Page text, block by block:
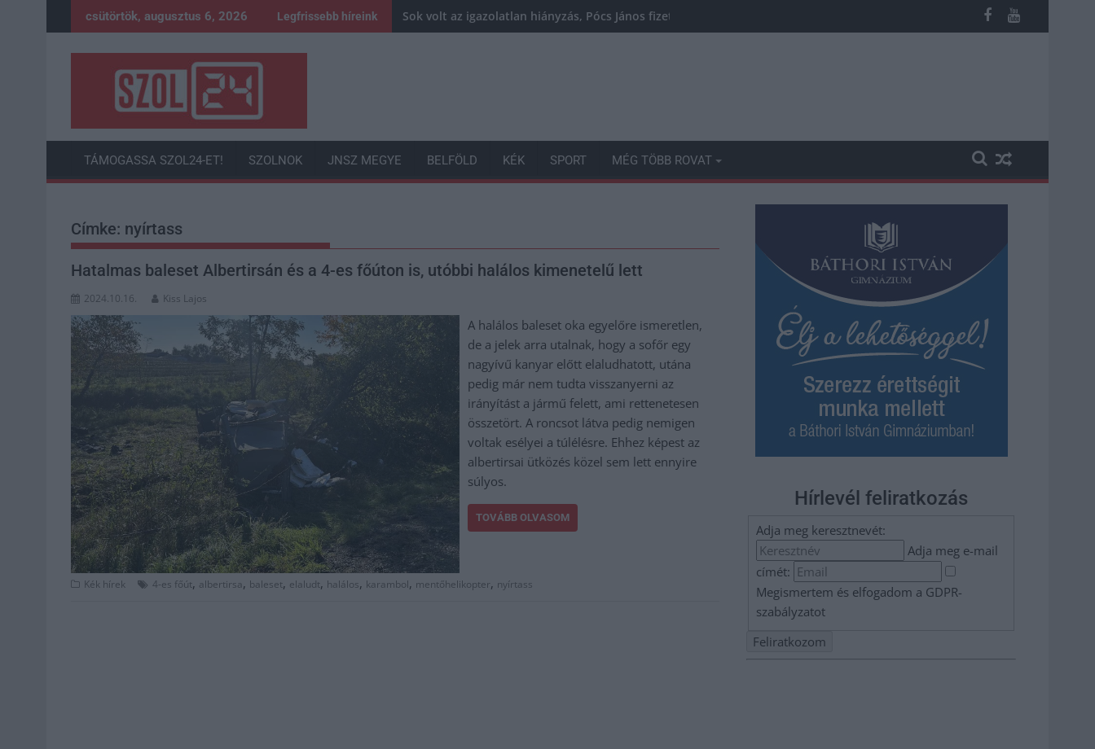
to
csütörtök, augusztus 6, 2026 Legfrissebb híreink Sok volt az igazolatlan hiányzás, Pócs János fizetéslevonást kapott, más fideszesek még kevesebbet vittek haza
TÁMOGASSA SZOL24-ET! SZOLNOK JNSZ MEGYE BELFÖLD KÉK SPORT MÉG TÖBB ROVAT
Címke: nyírtass
Hatalmas baleset Albertirsán és a 4-es főúton is, utóbbi halálos kimenetelű lett
2024.10.16. Kiss Lajos
A halálos baleset oka egyelőre ismeretlen,
de a jelek arra utalnak, hogy a sofőr egy
nagyívű kanyar előtt elaludhatott, utána
pedig már nem tudta visszanyerni az
irányítást a jármű felett, ami rettenetesen
összetört. A roncsot látva pedig nemigen
voltak esélyei a túlélésre. Ehhez képest az
albertirsai ütközés közel sem lett ennyire
súlyos.
TOVÁBB OLVASOM
Kék hírek 4-es főút, albertirsa, baleset, elaludt, halálos, karambol, mentőhelikopter, nyírtass
Hírlevél feliratkozás
Adja meg keresztnevét:
Adja meg e-mail
címét:
Megismertem és elfogadom a GDPR-
szabályzatot